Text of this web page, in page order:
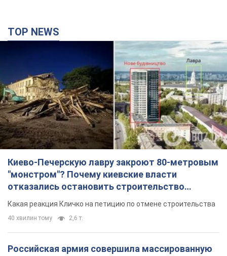
TOP NEWS
Киево-Печерскую лавру закроют 80-метровым
"монстром"? Почему киевские власти
отказались остановить строительство
небоскреба "московского верующего"
Какая реакция Кличко на петицию по отмене строительства
40 хвилин тому 2,6 т.
Российская армия совершила массированную